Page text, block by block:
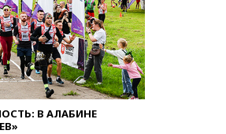
В АЛАБИНЕ